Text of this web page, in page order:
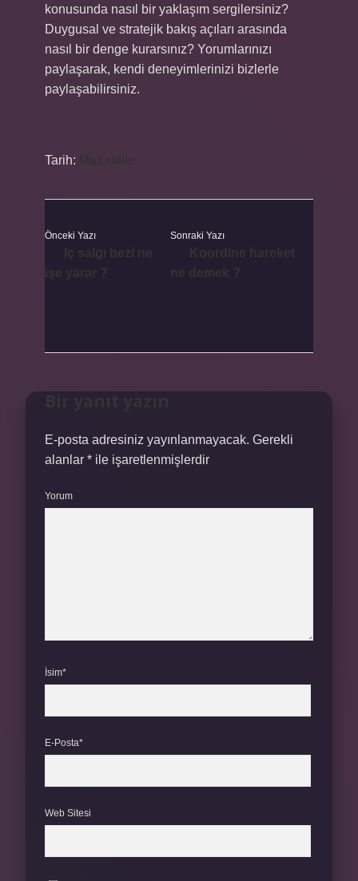
konusunda nasıl bir yaklaşım sergilersiniz?
Duygusal ve stratejik bakış açıları arasında
nasıl bir denge kurarsınız? Yorumlarınızı
paylaşarak, kendi deneyimlerinizi bizlerle
paylaşabilirsiniz.
Tarih:
Önceki Yazı Sonraki Yazı
E-posta adresiniz yayınlanmayacak. Gerekli
alanlar * ile işaretlenmişlerdir
Yorum
İsim*
E-Posta*
Web Sitesi